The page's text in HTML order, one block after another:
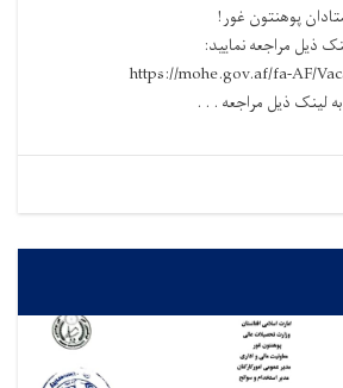
پوهنتون غور!
ذیل مراجعه نمایید:
https://mohe.gov.af/fa-AF/
لینک ذیل مراجعه . . .